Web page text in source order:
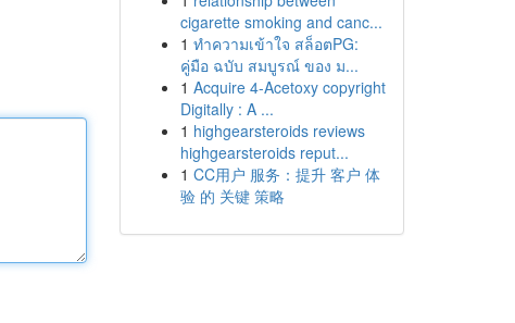
cigarette smoking and canc...
1 ทำความเข้าใจ สล็อตPG:
คู่มือ ฉบับ สมบูรณ์ ของ ม...
1 Acquire 4-Acetoxy copyright
Digitally : A ...
1 highgearsteroids reviews
highgearsteroids reput...
1 CC用户 服务：提升 客户 体
验 的 关键 策略